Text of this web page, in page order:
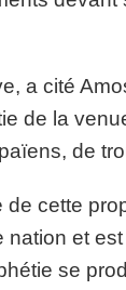
a cité
de la
de
cette
nation et
se